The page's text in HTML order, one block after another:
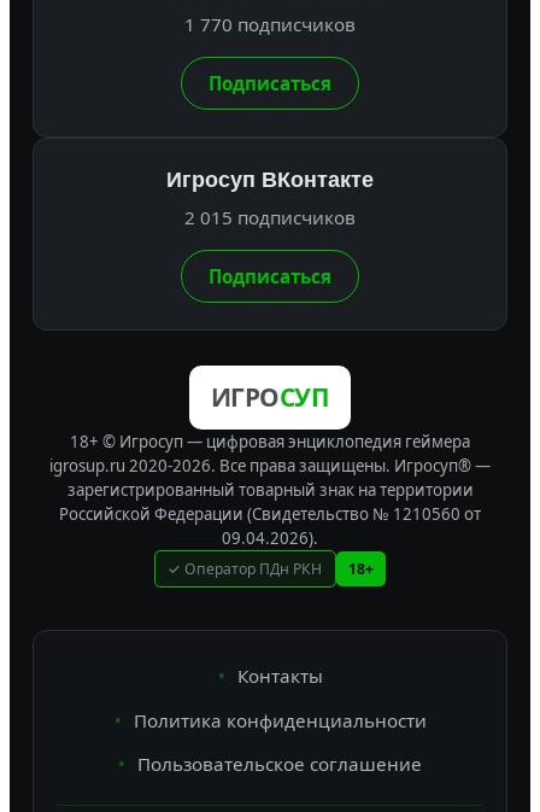
1 770 подписчиков
Подписаться
Игросуп ВКонтакте
2 015 подписчиков
Подписаться
ИГРОСУП
18+ © Игросуп — цифровая энциклопедия геймера
igrosup.ru 2020-2026. Все права защищены. Игросуп® —
зарегистрированный товарный знак на территории
Российской Федерации (Свидетельство № 1210560 от
09.04.2026).
✓ Оператор ПДн РКН 18+
Контакты
Политика конфиденциальности
Пользовательское соглашение